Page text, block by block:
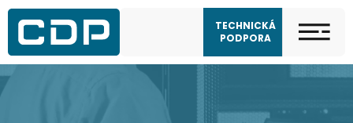
TECHNICKÁ
PODPORA